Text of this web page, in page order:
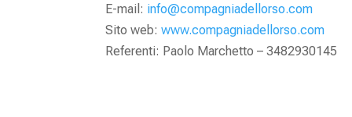
E-mail: info@compagniadellorso.com
Sito web:www.compagniadellorso.com
Referenti: Paolo Marchetto – 3482930145